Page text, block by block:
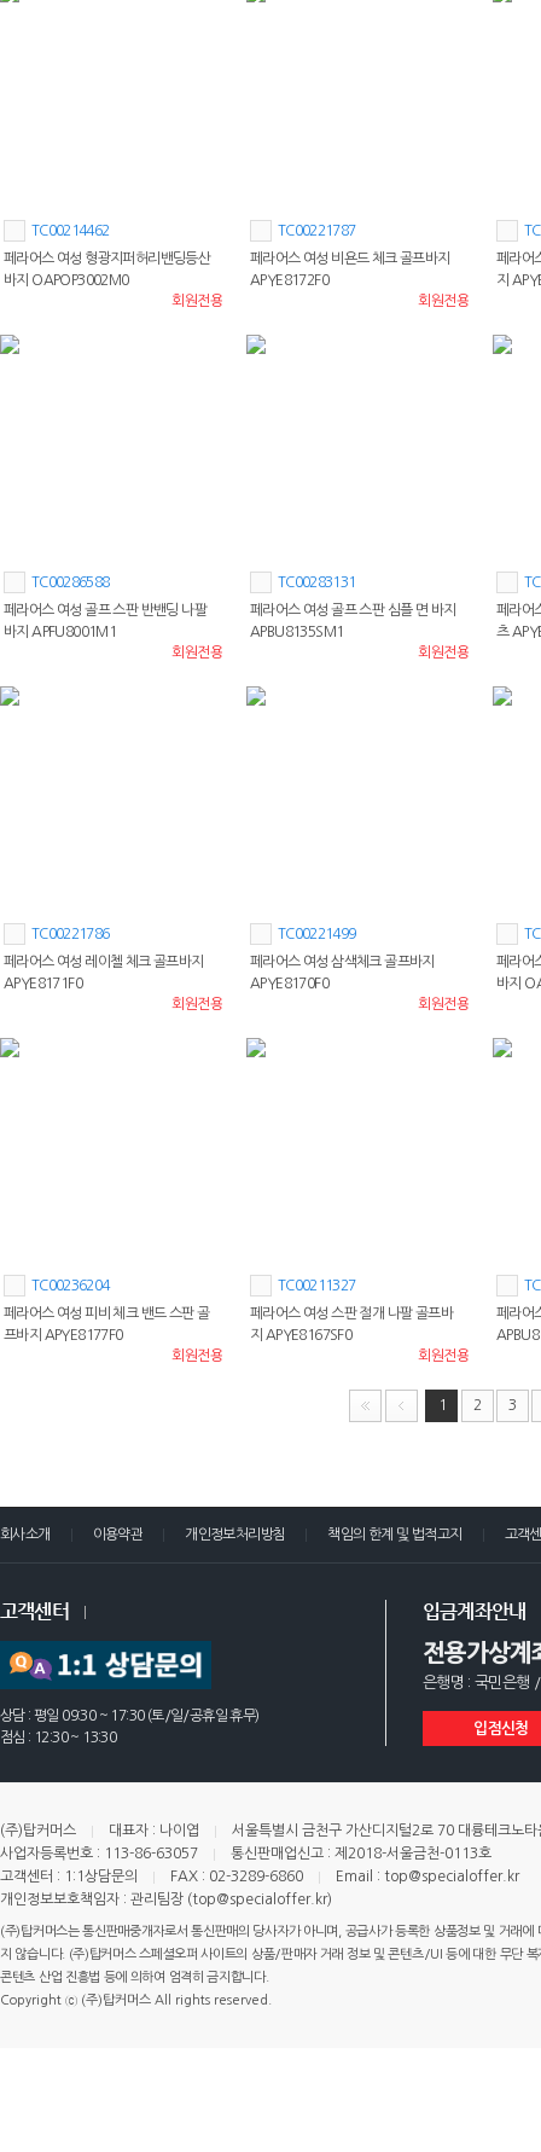
TC00214462
페라어스 여성 형광지퍼허리밴딩등산
바지 OAPOP3002M0
회원전용
TC00221787
페라어스 여성 비욘드 체크 골프바지
APYE8172F0
회원전용
페라어
지
TC00286588
페라어스 여성 골프 스판 반밴딩 나팔
바지 APFU8001M1
회원전용
TC00283131
페라어스 여성 골프 스판 심플 면 바지
APBU8135SM1
회원전용
페라어
츠
TC00221786
페라어스 여성 레이첼 체크 골프바지
APYE8171F0
회원전용
TC00221499
페라어스 여성 삼색체크 골프바지
APYE8170F0
회원전용
페라어
바지
TC00236204
페라어스 여성 피비 체크 밴드 스판 골
프바지 APYE8177F0
회원전용
TC00211327
페라어스 여성 스판 절개 나팔 골프바
지 APYE8167SF0
회원전용
페라어
1 2 3
회사소개 이용약관 개인정보처리방침 책임의 한계 및 법적고지 고객
고객센터
상담 : 평일 09:30 ~ 17:30 (토/일/공휴일 휴무)
점심 : 12:30 ~ 13:30
입금계좌안내
전용가상계
은행명 : 국민은행
입점신청
(주)탑커머스 대표자 : 나이엽
서울특별시 금천구 가산디지털2로 70 대륭테크노
사업자등록번호 : 113-86-63057
통신판매업신고 : 제2018-서울금천-0113호
고객센터 : 1:1상담문의
FAX : 02-3289-6860
Email : top@specialoffer.kr
개인정보보호책임자 : 관리팀장 (top@specialoffer.kr)
(주)탑커머스는 통신판매중개자로서 통신판매의 당사자가 아니며, 공급사가 등록한 상품정보 및 거래
지 않습니다. (주)탑커머스 스페셜오퍼 사이트의 상품/판매자 거래 정보 및 콘텐츠/UI 등에 대한 무단
콘텐츠 산업 진흥법 등에 의하여 엄격히 금지합니다.
Copyright ⓒ (주)탑커머스 All rights reserved.